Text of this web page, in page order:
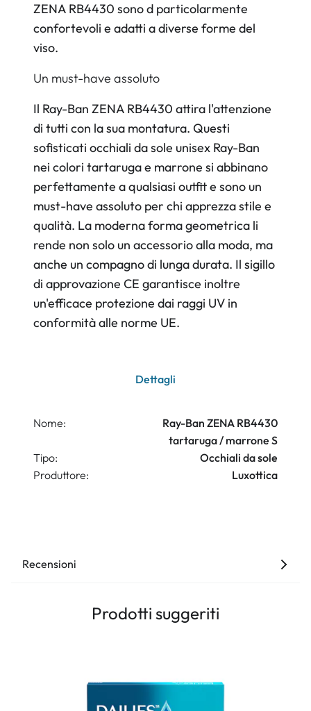
ZENA RB4430 sono d particolarmente
confortevoli e adatti a diverse forme del
viso.
Un must-have assoluto
Il Ray-Ban ZENA RB4430 attira l'attenzione
di tutti con la sua montatura. Questi
sofisticati occhiali da sole unisex Ray-Ban
nei colori tartaruga e marrone si abbinano
perfettamente a qualsiasi outfit e sono un
must-have assoluto per chi apprezza stile e
qualità. La moderna forma geometrica li
rende non solo un accessorio alla moda, ma
anche un compagno di lunga durata. Il sigillo
di approvazione CE garantisce inoltre
un'efficace protezione dai raggi UV in
conformità alle norme UE.
Dettagli
Nome:
Ray-Ban ZENA RB4430
tartaruga / marrone S
Tipo:
Occhiali da sole
Produttore:
Luxottica
Recensioni
Prodotti suggeriti